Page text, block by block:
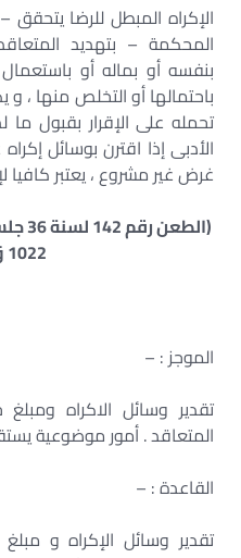
الإكراه المبطل للرضا
المحكمة – بتهديد
بنفسه أو بماله أو
باحتمالها أو التخلص منها
تحمله على الإقرار بقبول ما
الأدبى إذا اقترن بوسائل
غرض غير مشروع ، يعتبر كافيا
1022 ق 163)
الموجز : –
تقدير وسائل الاكراه
المتعاقد . أمور موضوعية
القاعدة : –
تقدير وسائل الإكراه و